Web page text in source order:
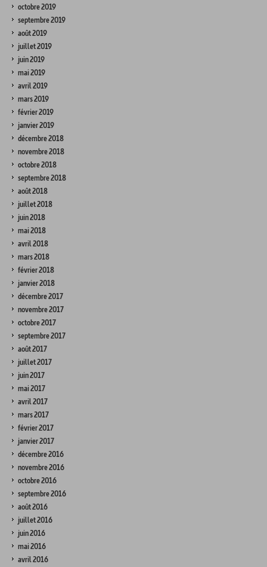
octobre 2019
septembre 2019
août 2019
juillet 2019
juin 2019
mai 2019
avril 2019
mars 2019
février 2019
janvier 2019
décembre 2018
novembre 2018
octobre 2018
septembre 2018
août 2018
juillet 2018
juin 2018
mai 2018
avril 2018
mars 2018
février 2018
janvier 2018
décembre 2017
novembre 2017
octobre 2017
septembre 2017
août 2017
juillet 2017
juin 2017
mai 2017
avril 2017
mars 2017
février 2017
janvier 2017
décembre 2016
novembre 2016
octobre 2016
septembre 2016
août 2016
juillet 2016
juin 2016
mai 2016
avril 2016